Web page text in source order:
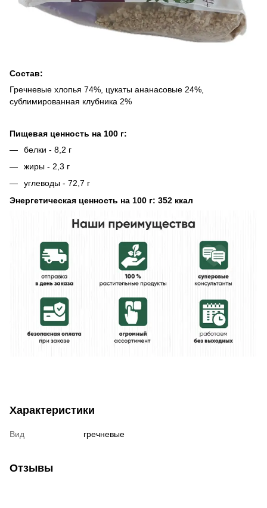
Состав:
Гречневые хлопья 74%, цукаты ананасовые 24%,
сублимированная клубника 2%
Пищевая ценность на 100 г:
белки - 8,2 г
жиры - 2,3 г
углеводы - 72,7 г
Энергетическая ценность на 100 г: 352 ккал
Характеристики
Вид гречневые
Отзывы